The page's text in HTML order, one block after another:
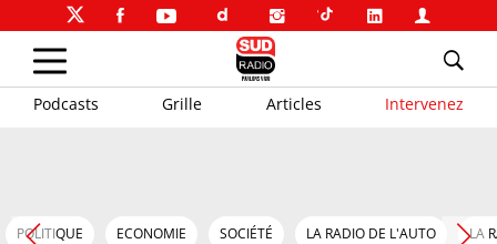
Podcasts Grille Articles Intervenez
POLITIQUE ECONOMIE SOCIÉTÉ LA RADIO DE L'AUTO LA